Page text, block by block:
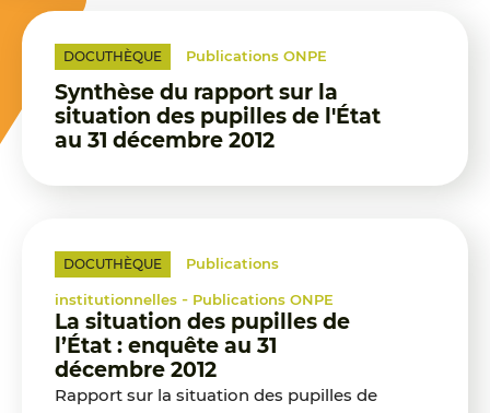
DOCUTHÈQUE Publications ONPE
Synthèse du rapport sur la
situation des pupilles de l'État
au 31 décembre 2012
DOCUTHÈQUE Publications
institutionnelles - Publications ONPE
La situation des pupilles de
l’État : enquête au 31
décembre 2012
Rapport sur la situation des pupilles de